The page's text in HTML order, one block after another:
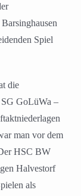
Spiel
die
SG GoLüWa –
man vor dem
HSC BW
Halvestorf
als